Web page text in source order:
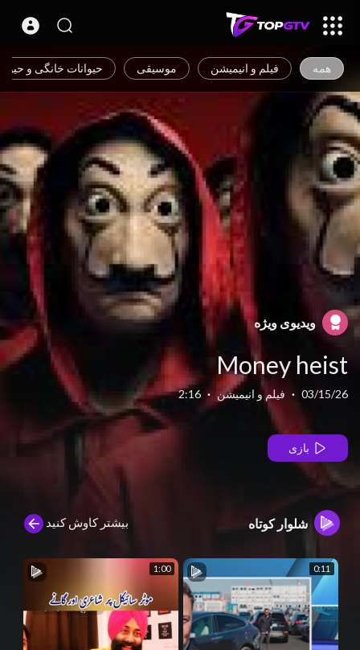
همه فیلم و انیمیشن موسیقی حیوانات خانگی و
ویدیوی ویژه
Money heist
03/15/26
· فیلم و انیمیشن ·
2:16
بازی
شلوار کوتاه بیشتر کاوش کنید
1:00 0:11